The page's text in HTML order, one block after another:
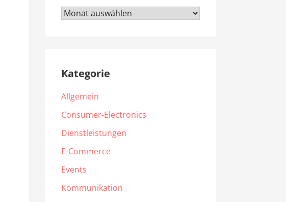
Archiv
Kategorie
Allgemein
Consumer-Electronics
Dienstleistungen
E-Commerce
Events
Kommunikation